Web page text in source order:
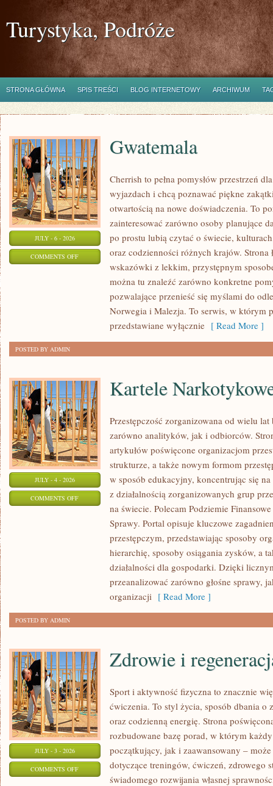
Turystyka, Podróże
STRONA GŁÓWNA SPIS TREŚCI BLOG INTERNETOWY ARCHIWUM
JULY - 6 - 2026
COMMENTS OFFON
GWATEMALA
Gwatemala
Cherrish to pełna pomysłów przestrzeń
wyjazdach i chcą poznawać piękne
otwartością na nowe doświadczenia. To
zainteresować zarówno osoby planujące
po prostu lubią czytać o świecie,
oraz codzienności różnych krajów. Strona
wskazówki z lekkim, przystępnym
można tu znaleźć zarówno konkretne
pozwalające przenieść się myślami do
Norwegia i Malezja. To serwis, w którym
przedstawiane wyłącznie [ Read More ]
POSTED BY ADMIN
JULY - 4 - 2026
COMMENTS OFFON
NARKOTYKOWE
Kartele
Przestępczość zorganizowana od wielu
zarówno analityków, jak i odbiorców.
artykułów poświęcone organizacjom
strukturze, a także nowym formom
w sposób edukacyjny, koncentrując się
z działalnością zorganizowanych grup
na świecie. Polecam Podziemie
Sprawy. Portal opisuje kluczowe
przestępczym, przedstawiając sposoby
hierarchię, sposoby osiągania zysków, a
działalności dla gospodarki. Dzięki
przeanalizować zarówno głośne sprawy,
organizacji [ Read More ]
POSTED BY ADMIN
JULY - 3 - 2026
COMMENTS OFFON
Zdrowie i
Sport i aktywność fizyczna to znacznie
ćwiczenia. To styl życia, sposób dbania o
oraz codzienną energię. Strona
rozbudowane bazę porad, w którym
początkujący, jak i zaawansowany –
dotyczące treningów, ćwiczeń, zdrowego
świadomego rozwijania własnej